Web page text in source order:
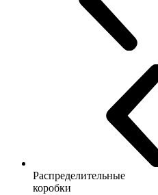
Распределительные
коробки